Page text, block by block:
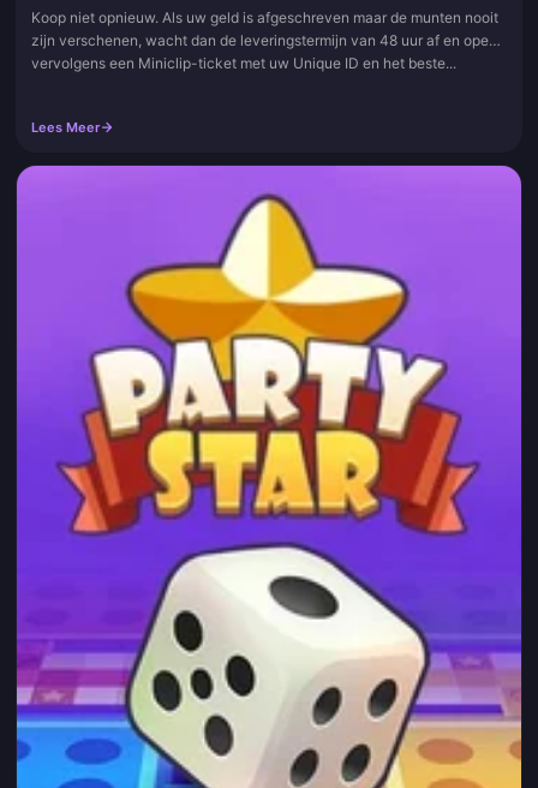
Koop niet opnieuw. Als uw geld is afgeschreven maar de munten nooit
zijn verschenen, wacht dan de leveringstermijn van 48 uur af en open
vervolgens een Miniclip-ticket met uw Unique ID en het beste...
Lees Meer